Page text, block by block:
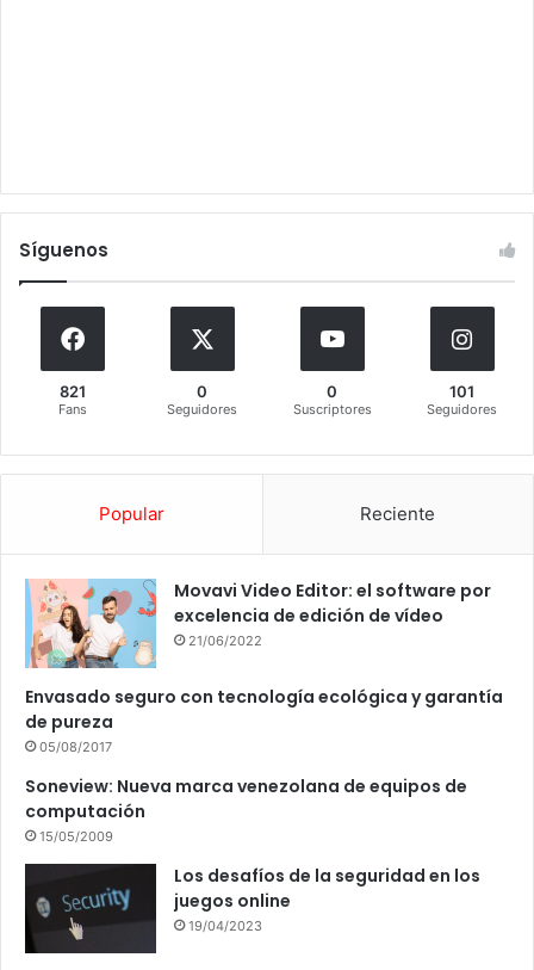
Síguenos
821
Fans
0
Seguidores
0
Suscriptores
101
Seguidores
Popular Reciente
Movavi Video Editor: el software por
excelencia de edición de vídeo
21/06/2022
Envasado seguro con tecnología ecológica y garantía
de pureza
05/08/2017
Soneview: Nueva marca venezolana de equipos de
computación
15/05/2009
Los desafíos de la seguridad en los
juegos online
19/04/2023